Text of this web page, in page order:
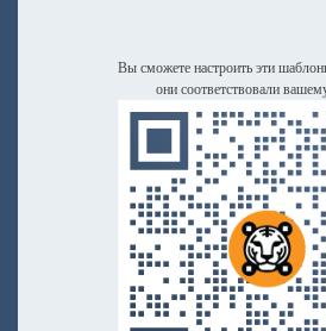
Вы сможете настроить эти
они соответствовали